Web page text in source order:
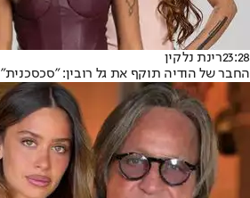
23:28רינת נלקין
החבר של הודיה תוקף את גל רובין: "סכסכנית"